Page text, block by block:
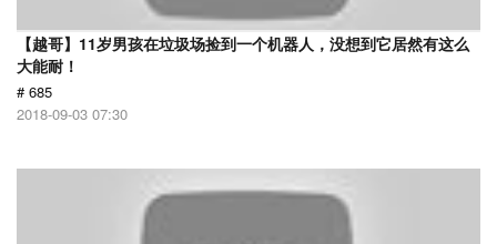
【越哥】11岁男孩在垃圾场捡到一个机器人，没想到它居然有这么
大能耐！
# 685
2018-09-03 07:30